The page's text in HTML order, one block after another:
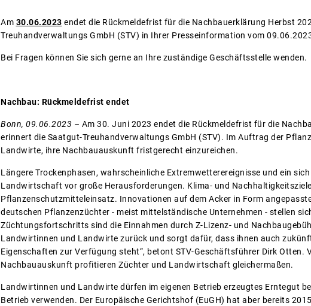
Am 30.06.2023 endet die Rückmeldefrist für die Nachbauerklärung Herbst
Treuhandverwaltungs GmbH (STV) in Ihrer Presseinformation vom
Bei Fragen können Sie sich gerne an Ihre zuständige Geschäftsstelle wenden.
Nachbau: Rückmeldefrist endet
Bonn, 09.06.2023 – Am 30. Juni 2023 endet die Rückmeldefrist für die
erinnert die Saatgut-Treuhandverwaltungs GmbH (STV). Im Auftrag der
Landwirte, ihre Nachbauauskunft fristgerecht einzureichen.
Längere Trockenphasen, wahrscheinliche Extremwetterereignisse und ein
Landwirtschaft vor große Herausforderungen. Klima- und
Pflanzenschutzmitteleinsatz. Innovationen auf dem Acker in Form
deutschen Pflanzenzüchter - meist mittelständische Unternehmen - stellen
Züchtungsfortschritts sind die Einnahmen durch Z-Lizenz- und
Landwirtinnen und Landwirte zurück und sorgt dafür, dass ihnen auch
Eigenschaften zur Verfügung steht“, betont STV-Geschäftsführer Dirk Otten.
Nachbauauskunft profitieren Züchter und Landwirtschaft gleichermaßen.
Landwirtinnen und Landwirte dürfen im eigenen Betrieb erzeugtes Erntegut
Betrieb verwenden. Der Europäische Gerichtshof (EuGH) hat aber bereits